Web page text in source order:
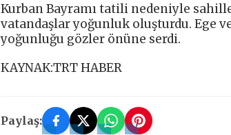
Kurban Bayramı tatili nedeniyle
vatandaşlar yoğunluk oluşturdu. Ege
yoğunluğu gözler önüne serdi.
KAYNAK:TRT HABER
Paylaş: